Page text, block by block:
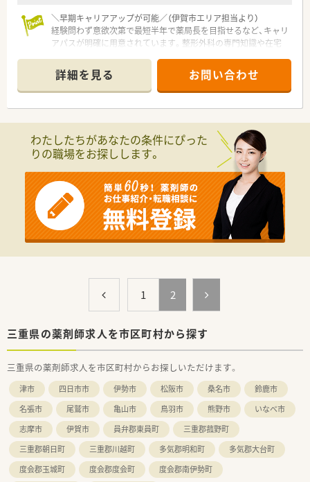
＼早期キャリアアップが可能／（伊賀市エリア担当より）
経験問わず意欲次第で最短半年で薬局長を目指せるなど、キャリ
アパスが明確に用意されています。整形外科の専門知識や在宅
【店舗情報と応需状況について】
■桑町駅から徒歩5分の通いやすい立地にあり、整形外科リウマ
チ科の処方箋を1日10枚程度応需している薬局です。
ているため、患者様とじっくり向き合える環境です。
■調剤業務がメインとなりますが、施設や居宅への在宅業務も行
っており、地域医療に幅広く貢献することができます。
【想定されるキャリアイメージ】
■充実したマニュアルやドラッグ研修を通じて、未経験からでも
調剤スキルやOTC領域の知識をしっかりと身につけられます。
■意欲や実績次第で、入社後最短半年から1年程度で薬局長に昇
格することができ、店舗マネジメントに挑戦することが可能で
す。
■将来的にはエリアマネージャーへの昇格や、本社での教育担
間を確保しつつ仕事との両立を図りたい方に大変おすすめで
す。
5000円で住める手厚い社宅制度を利用できるため非常におすす
めです。
■OTC医薬品に関する知識を深め、処方箋調剤だけでなくセルフ
メディケーションの推進にも関わっていきたい方に最適です。
詳細を見る お問い合わせ
わたしたちがあなたの条件にぴった
りの職場をお探しします。
1 2
三重県の薬剤師求人を市区町村から探す
三重県の薬剤師求人を市区町村からお探しいただけます。
津市 四日市市 伊勢市 松阪市 桑名市
鈴鹿市
名張市
尾鷲市 亀山市 鳥羽市 熊野市
いなべ市
志摩市
伊賀市 員弁郡東員町
三重郡菰野町
三重郡朝日町
三重郡川越町 多気郡明和町
多気郡大台町
度会郡玉城町
度会郡度会町
度会郡南伊勢町